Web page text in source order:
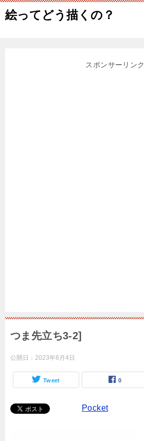
絵ってどう描くの？
スポンサーリンク
つま先立ち3-2]
公開日： 2023年6月4日
Tweet 0
Pocket